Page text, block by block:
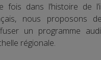
fois dans l’histoire de
nous proposons
un programme
régionale.